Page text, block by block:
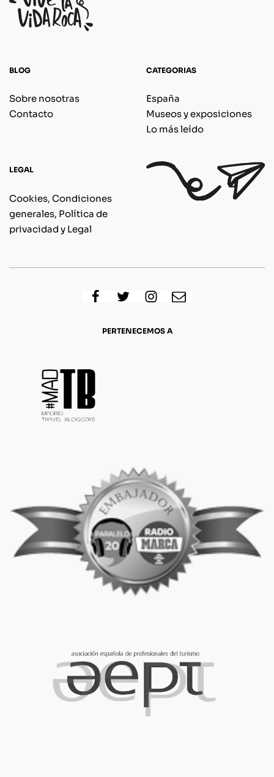
BLOG
Sobre nosotras
Contacto
CATEGORIAS
España
Museos y exposiciones
Lo más leído
LEGAL
Cookies, Condiciones
generales, Política de
privacidad y Legal
PERTENECEMOS A